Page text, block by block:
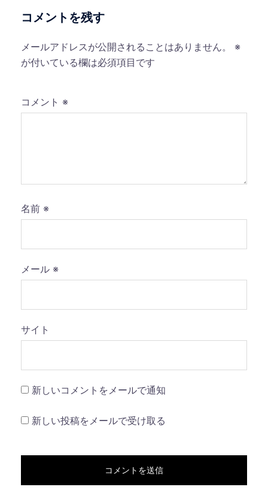
ョコメントを残す
メールアドレスが公開されることはありません。
※
が付いている欄は必須項目です
コメント ※
名前 ※
メール ※
サイト
新しいコメントをメールで通知
新しい投稿をメールで受け取る